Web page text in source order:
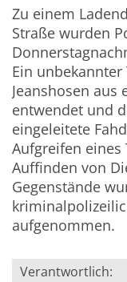
Zu einem
Straße wurden
Ein
Jeanshosen aus
entwendet und
eingeleitete
Aufgreifen eines
Auffinden von
Gegenstände
aufgenommen.
Verantwortlich: